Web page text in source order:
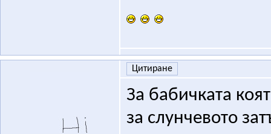
Цитиране
За бабичката
за слунчевото